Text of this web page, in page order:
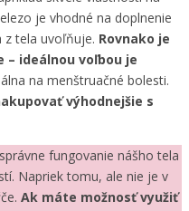
je vhodné na doplnenie
z tela uvoľňuje. Rovnako je
– ideálnou voľbou je
na menštruačné bolesti.
výhodnejšie s
fungovanie nášho tela
Napriek tomu, ale nie je v
Ak máte možnosť využiť